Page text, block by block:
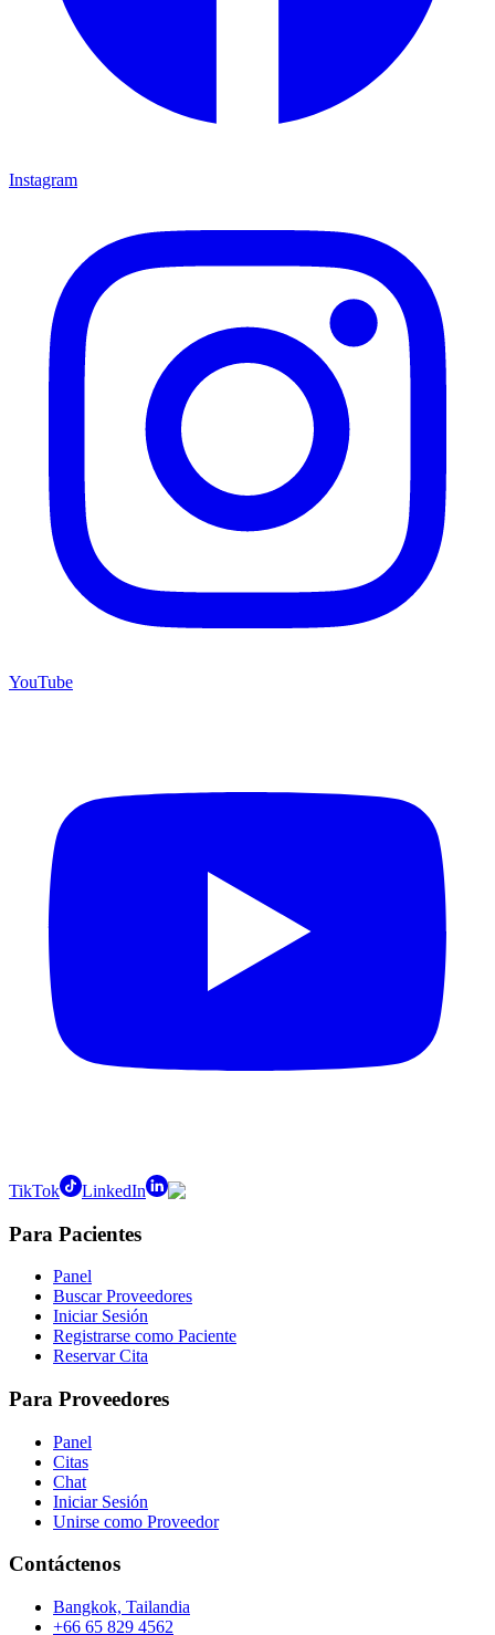
Instagram
YouTube
TikTok LinkedIn
Para Pacientes
Panel
Buscar Proveedores
Iniciar Sesión
Registrarse como Paciente
Reservar Cita
Para Proveedores
Panel
Citas
Chat
Iniciar Sesión
Unirse como Proveedor
Contáctenos
Bangkok, Tailandia
+66 65 829 4562